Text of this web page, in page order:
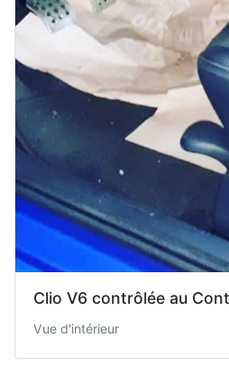
Clio V6 contrôlée au
Vue d'intérieur